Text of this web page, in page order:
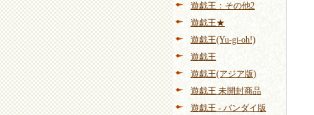
遊戯王：その他2
遊戯王★
遊戯王(Yu-gi-oh!)
遊戯王
遊戯王(アジア版)
遊戯王 未開封商品
遊戯王 - バンダイ版